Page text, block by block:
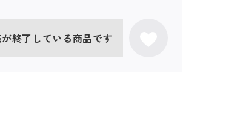
終了している商品です